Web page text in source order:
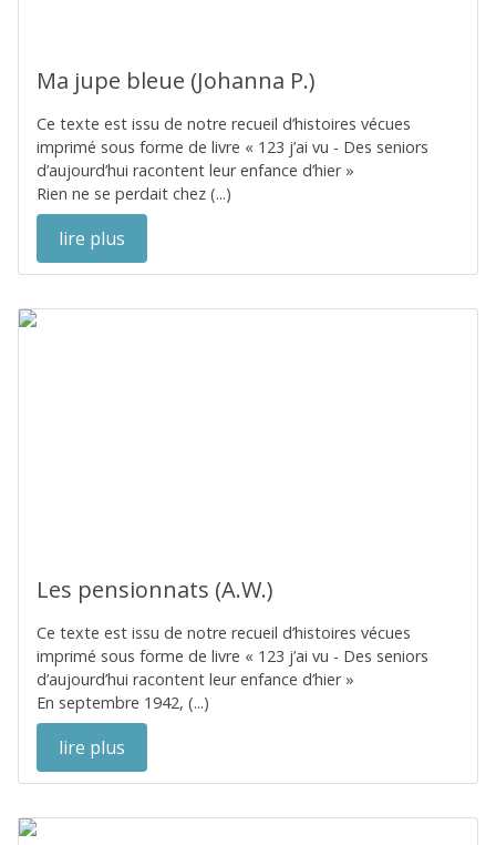
Ma jupe bleue (Johanna P.)
Ce texte est issu de notre recueil d’histoires vécues
imprimé sous forme de livre « 123 j’ai vu - Des seniors
d’aujourd’hui racontent leur enfance d’hier »
Rien ne se perdait chez (...)
lire plus
Les pensionnats (A.W.)
Ce texte est issu de notre recueil d’histoires vécues
imprimé sous forme de livre « 123 j’ai vu - Des seniors
d’aujourd’hui racontent leur enfance d’hier »
En septembre 1942, (...)
lire plus